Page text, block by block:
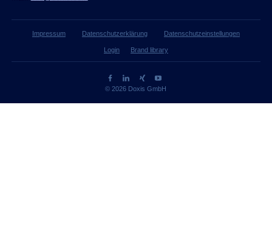
Impressum Datenschutzerklärung Datenschutzeinstellungen
Login Brand library
© 2026 Doxis GmbH